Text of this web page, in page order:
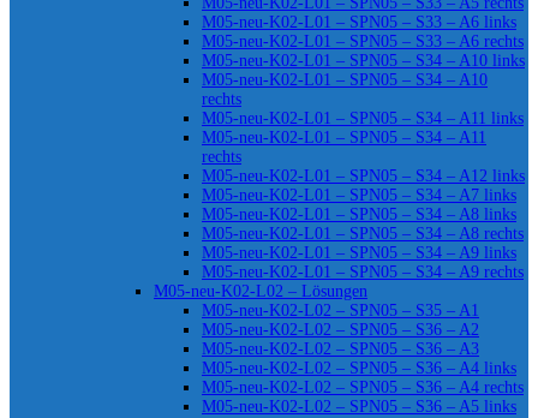
M05-neu-K02-L01 – SPN05 – S33 – A6 links
M05-neu-K02-L01 – SPN05 – S33 – A6 rechts
M05-neu-K02-L01 – SPN05 – S34 – A10 links
M05-neu-K02-L01 – SPN05 – S34 – A10
rechts
M05-neu-K02-L01 – SPN05 – S34 – A11 links
M05-neu-K02-L01 – SPN05 – S34 – A11
rechts
M05-neu-K02-L01 – SPN05 – S34 – A12 links
M05-neu-K02-L01 – SPN05 – S34 – A7 links
M05-neu-K02-L01 – SPN05 – S34 – A8 links
M05-neu-K02-L01 – SPN05 – S34 – A8 rechts
M05-neu-K02-L01 – SPN05 – S34 – A9 links
M05-neu-K02-L01 – SPN05 – S34 – A9 rechts
M05-neu-K02-L02 – Lösungen
M05-neu-K02-L02 – SPN05 – S35 – A1
M05-neu-K02-L02 – SPN05 – S36 – A2
M05-neu-K02-L02 – SPN05 – S36 – A3
M05-neu-K02-L02 – SPN05 – S36 – A4 links
M05-neu-K02-L02 – SPN05 – S36 – A4 rechts
M05-neu-K02-L02 – SPN05 – S36 – A5 links